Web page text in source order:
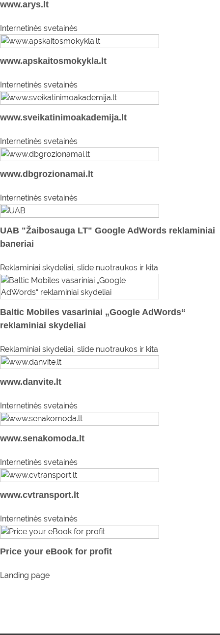
www.arys.lt
Internetinės svetainės
www.apskaitosmokykla.lt
Internetinės svetainės
www.sveikatinimoakademija.lt
Internetinės svetainės
www.dbgrozionamai.lt
Internetinės svetainės
UAB "Žaibosauga LT" Google AdWords reklaminiai
baneriai
Reklaminiai skydeliai, slide nuotraukos ir kita
Baltic Mobiles vasariniai „Google AdWords“
reklaminiai skydeliai
Reklaminiai skydeliai, slide nuotraukos ir kita
www.danvite.lt
Internetinės svetainės
www.senakomoda.lt
Internetinės svetainės
www.cvtransport.lt
Internetinės svetainės
Price your eBook for profit
Landing page